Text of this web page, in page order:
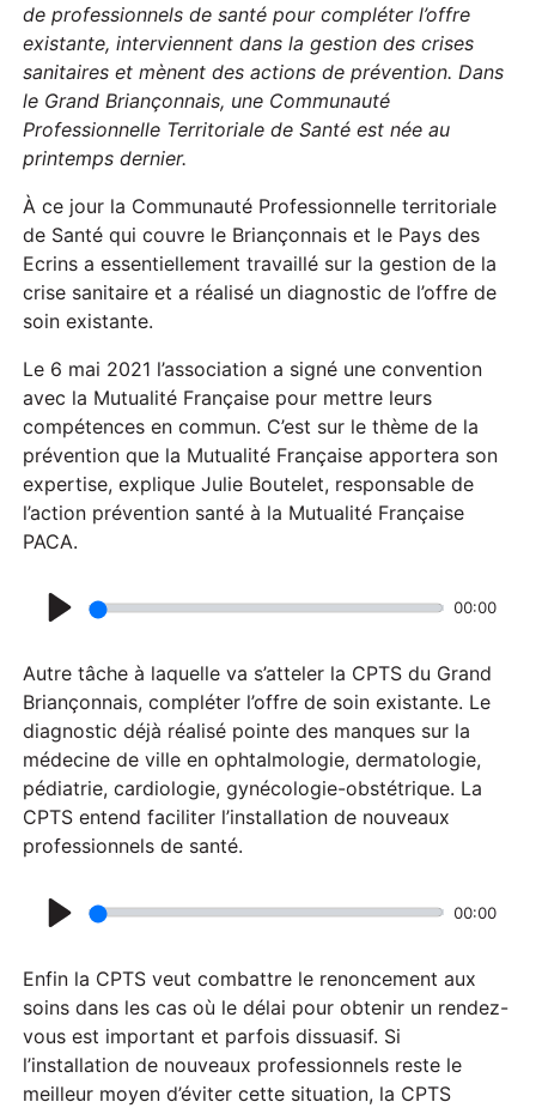
de professionnels de santé pour compléter l’offre
existante, interviennent dans la gestion des crises
sanitaireset mènent des actions de prévention. Dans
le Grand Briançonnais, une Communauté
Professionnelle Territoriale de Santé est née au
printemps dernier.
À ce jour la Communauté Professionnelle territoriale
de Santé qui couvre le Briançonnais et le Pays des
Ecrins a essentiellement travaillé sur la gestion de la
crise sanitaire et a réalisé un diagnostic de l’offre de
soin existante.
Le 6 mai 2021 l’association a signé une convention
avec la Mutualité Française pour mettre leurs
compétences en commun. C’est sur le thème de la
prévention que la Mutualité Française apportera son
expertise, explique Julie Boutelet, responsable de
l’action prévention santé à la Mutualité Française
PACA.
l
a
y
00:00
Autre tâche à laquelle va s’atteler la CPTS du Grand
Briançonnais, compléter l’offre de soin existante. Le
diagnostic déjà réalisé pointe des manques sur la
médecine de ville en ophtalmologie, dermatologie,
pédiatrie, cardiologie, gynécologie-obstétrique. La
CPTS entend faciliter l’installation de nouveaux
professionnels de santé.
l
a
y
00:00
Enfin la CPTS veut combattre le renoncement aux
soins dans les cas où le délai pour obtenir un rendez-
vous est important et parfois dissuasif. Si
l’installation de nouveaux professionnels reste le
meilleur moyen d’éviter cette situation, la CPTS